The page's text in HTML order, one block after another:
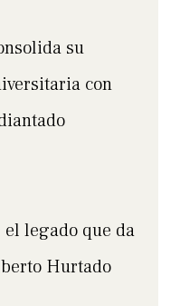
su
con
el legado que da
Hurtado